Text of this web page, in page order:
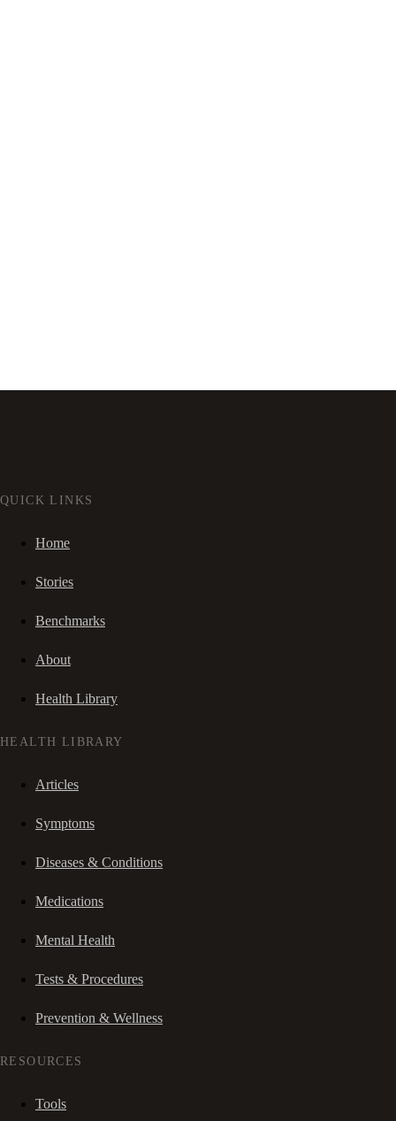
QUICK LINKS
Home
Stories
Benchmarks
About
Health Library
HEALTH LIBRARY
Articles
Symptoms
Diseases & Conditions
Medications
Mental Health
Tests & Procedures
Prevention & Wellness
RESOURCES
Tools